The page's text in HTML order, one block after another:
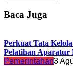
Baca Juga
Perkuat Tata
Pelatihan Aparatur
Pemerintahan3